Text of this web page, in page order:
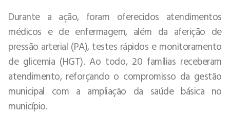
Durante a ação, foram oferecidos atendimentos
médicos e de enfermagem, além da aferição de
pressão arterial (PA), testes rápidos e monitoramento
de glicemia (HGT). Ao todo, 20 famílias receberam
atendimento, reforçando o compromisso da gestão
municipal com a ampliação da saúde básica no
município.